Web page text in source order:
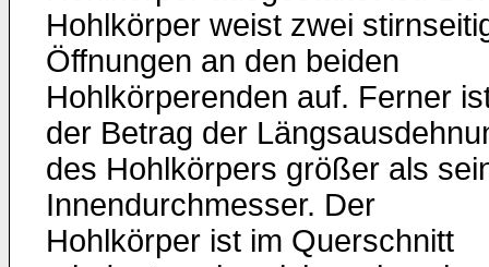
Hohlkörper weist zwei
Öffnungen an den beiden
Hohlkörperenden auf. Ferner
der Betrag der
des Hohlkörpers größer als
Innendurchmesser. Der
Hohlkörper ist im Querschnitt